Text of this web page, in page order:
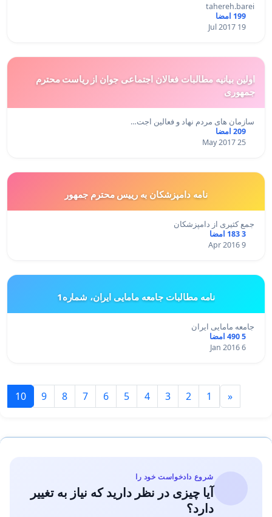
tahereh.barei
199 امضا
19 Jul 2017
اولین بیانیه مطالبات فعالان اجتماعی جوان از ریاست محترم
جمهوری
سازمان های مردم نهاد و فعالین اجت…
209 امضا
25 May 2017
نامه دامپزشکان به رییس محترم جمهور
جمع کثیری از دامپزشکان
3 183 امضا
9 Apr 2016
نامه مطالبات جامعه مامایی ایران، شماره1
جامعه مامایی ایران
5 490 امضا
6 Jan 2016
«
1
2
3
4
5
6
7
8
9
10
شروع دادخواست خود را
آیا چیزی در نظر دارید که نیاز به تغییر
دارد؟